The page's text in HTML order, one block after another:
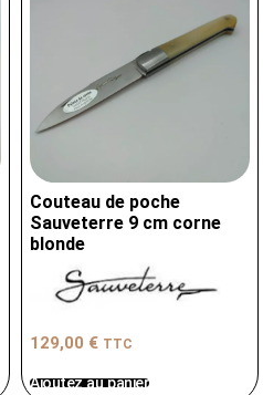
Couteau de poche
Sauveterre 9 cm corne
blonde
129,00 € TTC
Ajoutez au panier